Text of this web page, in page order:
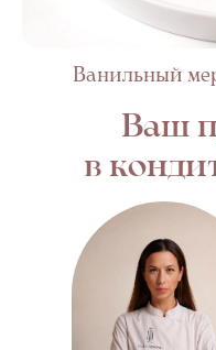
Ванильный
Ваш
в